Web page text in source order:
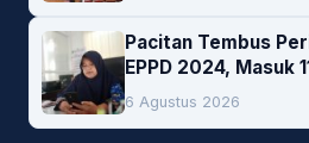
Pacitan Tembus
EPPD 2024, Masuk
6 Agustus 2026